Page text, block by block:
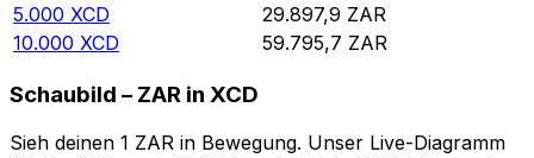
5.000 XCD 29.897,9 ZAR
10.000 XCD 59.795,7 ZAR
Schaubild – ZAR in XCD
Sieh deinen 1 ZAR in Bewegung. Unser Live-Diagramm